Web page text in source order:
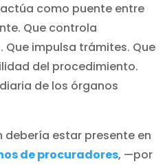
como puente entre
Que controla
impulsa trámites. Que
del procedimiento.
de los órganos
estar presente en
de procuradores, —por